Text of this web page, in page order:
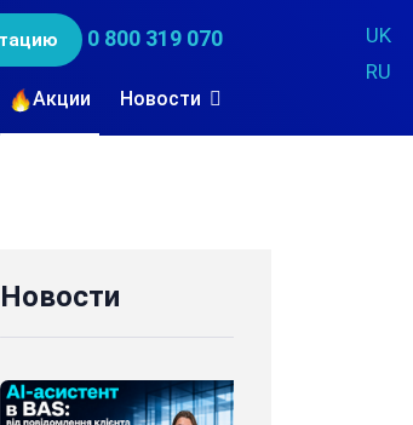
0 800 319 070
UK
RU
Акции Новости
Новости